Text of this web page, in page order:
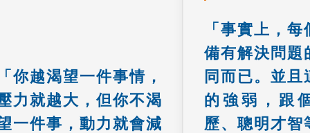
你越渴望一件事情，
力就越大，但你不渴
一件事，動力就會減
「事實上，每
備有解決問題
同而已。並且
的強弱，跟
歷、聰明才智
下伏筆，又表達了
用能力的所做的理
了大部份人的